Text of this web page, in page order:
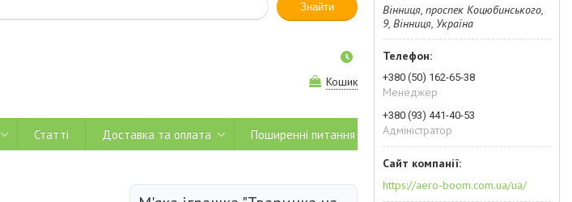
Знайти
Кошик
Статті Доставка та оплата Поширенні питання
Вінниця, проспек Коцюбинського,
9, Вінниця, Україна
+380 (50) 162-65-38
Менеджер
+380 (93) 441-40-53
Адміністратор
https://aero-boom.com.ua/ua/